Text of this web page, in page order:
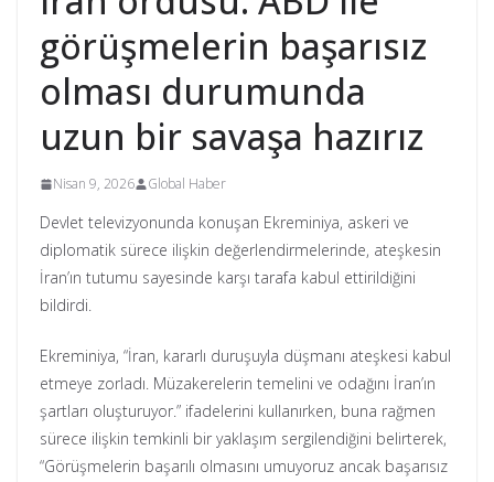
görüşmelerin başarısız
olması durumunda
uzun bir savaşa hazırız
Nisan 9, 2026 Global Haber
Devlet televizyonunda konuşan Ekreminiya, askeri ve
diplomatik sürece ilişkin değerlendirmelerinde, ateşkesin
İran’ın tutumu sayesinde karşı tarafa kabul ettirildiğini
bildirdi.
Ekreminiya, “İran, kararlı duruşuyla düşmanı ateşkesi kabul
etmeye zorladı. Müzakerelerin temelini ve odağını İran’ın
şartları oluşturuyor.” ifadelerini kullanırken, buna rağmen
sürece ilişkin temkinli bir yaklaşım sergilendiğini belirterek,
“Görüşmelerin başarılı olmasını umuyoruz ancak başarısız